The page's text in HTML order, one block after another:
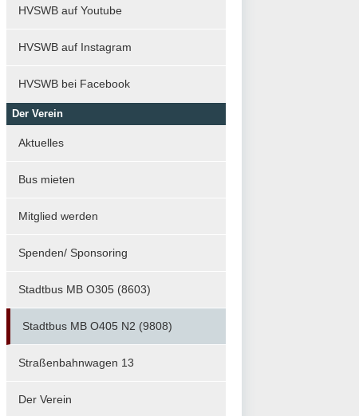
HVSWB auf Youtube
HVSWB auf Instagram
HVSWB bei Facebook
Der Verein
Aktuelles
Bus mieten
Mitglied werden
Spenden/ Sponsoring
Stadtbus MB O305 (8603)
Stadtbus MB O405 N2 (9808)
Straßenbahnwagen 13
Der Verein